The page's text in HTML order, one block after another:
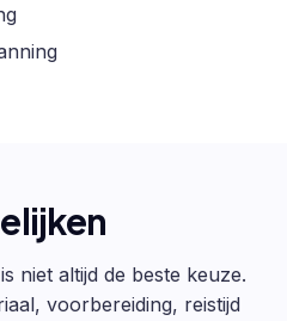
niet altijd de beste keuze.
voorbereiding, reistijd